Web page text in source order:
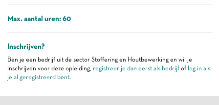
Max. aantal uren: 60
Inschrijven?
Ben je een bedrijf uit de sector Stoffering en Houtbewerking en wil je
inschrijven voor deze opleiding, registreer je dan eerst als bedrijf of log in als
je al geregistreerd bent.